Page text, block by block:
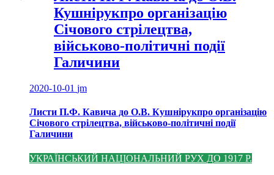
Кушнірукпро організацію
Січового стрілецтва,
військово-політичні події
Галичини
2020-10-01 jm
Листи П.Ф. Кавича до О.В. Кушнірукпро організацію
Січового стрілецтва, військово-політичні події
Галичини
УКРАЇНСЬКИЙ НАЦІОНАЛЬНИЙ РУХ ДО 1917 Р.